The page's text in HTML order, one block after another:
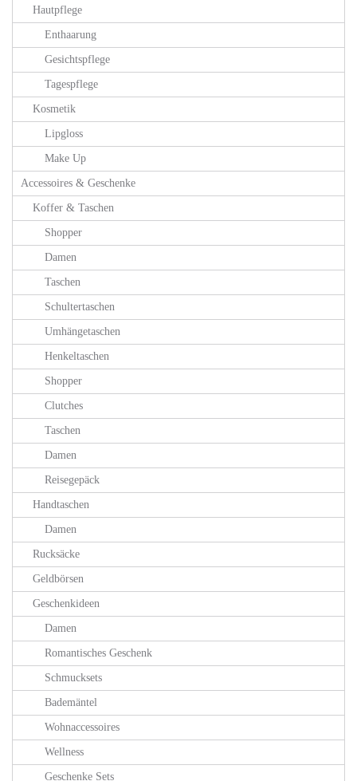
Hautpflege
Enthaarung
Gesichtspflege
Tagespflege
Kosmetik
Lipgloss
Make Up
Accessoires & Geschenke
Koffer & Taschen
Shopper
Damen
Taschen
Schultertaschen
Umhängetaschen
Henkeltaschen
Shopper
Clutches
Taschen
Damen
Reisegepäck
Handtaschen
Damen
Rucksäcke
Geldbörsen
Geschenkideen
Damen
Romantisches Geschenk
Schmucksets
Bademäntel
Wohnaccessoires
Wellness
Geschenke Sets